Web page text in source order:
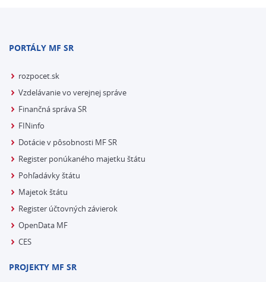
PORTÁLY MF SR
rozpocet.sk
Vzdelávanie vo verejnej správe
Finančná správa SR
FINinfo
Dotácie v pôsobnosti MF SR
Register ponúkaného majetku štátu
Pohľadávky štátu
Majetok štátu
Register účtovných závierok
OpenData MF
CES
PROJEKTY MF SR